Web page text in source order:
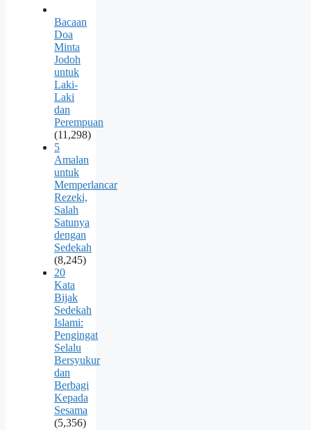
Bacaan
Doa
Minta
Jodoh
untuk
Laki-
Laki
dan
Perempuan
(11,298)
5
Amalan
untuk
Memperlancar
Rezeki,
Salah
Satunya
dengan
Sedekah
(8,245)
20
Kata
Bijak
Sedekah
Islami:
Pengingat
Selalu
Bersyukur
dan
Berbagi
Kepada
Sesama
(5,356)